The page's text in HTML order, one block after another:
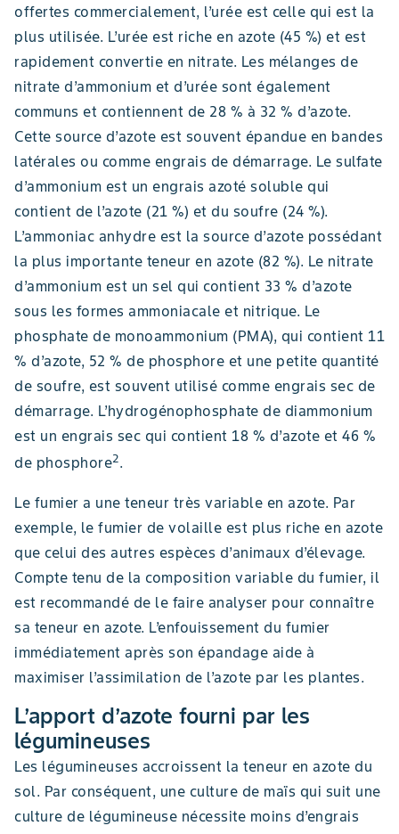
offertes commercialement, l’urée est celle qui est la
plus utilisée. L’urée est riche en azote (45 %) et est
rapidement convertie en nitrate. Les mélanges de
nitrate d’ammonium et d’urée sont également
communs et contiennent de 28 % à 32 % d’azote.
Cette source d’azote est souvent épandue en bandes
latérales ou comme engrais de démarrage. Le sulfate
d’ammonium est un engrais azoté soluble qui
contient de l’azote (21 %) et du soufre (24 %).
L’ammoniac anhydre est la source d’azote possédant
la plus importante teneur en azote (82 %). Le nitrate
d’ammonium est un sel qui contient 33 % d’azote
sous les formes ammoniacale et nitrique. Le
phosphate de monoammonium (PMA), qui contient 11
% d’azote, 52 % de phosphore et une petite quantité
de soufre, est souvent utilisé comme engrais sec de
démarrage. L’hydrogénophosphate de diammonium
est un engrais sec qui contient 18 % d’azote et 46 %
de phosphore2.
Le fumier a une teneur très variable en azote. Par
exemple, le fumier de volaille est plus riche en azote
que celui des autres espèces d’animaux d’élevage.
Compte tenu de la composition variable du fumier, il
est recommandé de le faire analyser pour connaître
sa teneur en azote. L’enfouissement du fumier
immédiatement après son épandage aide à
maximiser l’assimilation de l’azote par les plantes.
L’apport d’azote fourni par les
légumineuses
Les légumineuses accroissent la teneur en azote du
sol. Par conséquent, une culture de maïs qui suit une
culture de légumineuse nécessite moins d’engrais